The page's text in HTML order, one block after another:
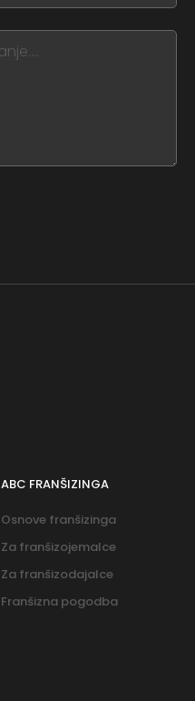
ABC FRANŠIZINGA
Osnove franšizinga
Za franšizojemalce
Za franšizodajalce
Franšizna pogodba